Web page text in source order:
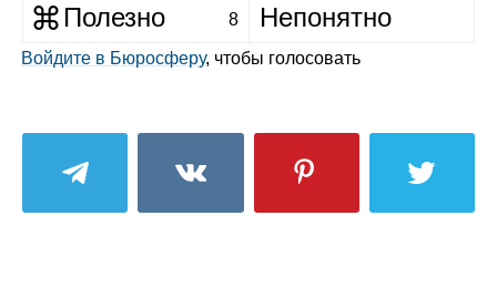
Полезно 8 Непонятно
Войдите в Бюросферу, чтобы голосовать